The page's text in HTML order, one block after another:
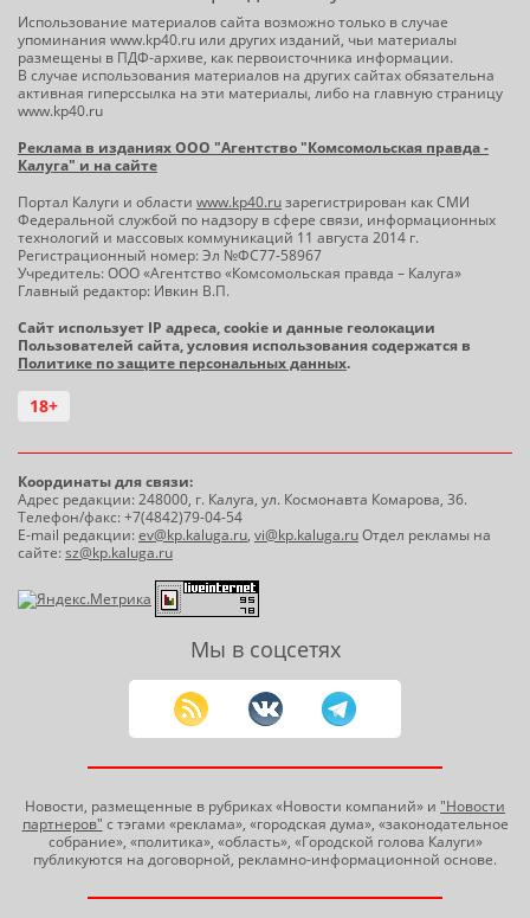
Использование материалов сайта возможно только в случае
упоминания www.kp40.ru или других изданий, чьи материалы
размещены в ПДФ-архиве, как первоисточника информации.
В случае использования материалов на других сайтах обязательна
активная гиперссылка на эти материалы, либо на главную страницу
www.kp40.ru
Реклама в изданиях ООО "Агентство "Комсомольская правда -
Калуга" и на сайте
Портал Калуги и области www.kp40.ruзарегистрирован как СМИ
Федеральной службой по надзору в сфере связи, информационных
технологий и массовых коммуникаций 11 августа 2014 г.
Регистрационный номер: Эл №ФС77-58967
Учредитель: ООО «Агентство «Комсомольская правда – Калуга»
Главный редактор: Ивкин В.П.
Сайт использует IP адреса, cookie и данные геолокации
Пользователей сайта, условия использования содержатся в
Политике по защите персональных данных.
18+
Координаты для связи:
Адрес редакции: 248000, г. Калуга, ул. Космонавта Комарова, 36.
Телефон/факс: +7(4842)79-04-54
E-mail редакции:ev@kp.kaluga.ru, vi@kp.kaluga.ruОтдел рекламы на
сайте:sz@kp.kaluga.ru
Мы в соцсетях
Новости, размещенные в рубриках «Новости компаний» и "Новости
партнеров" с тэгами «реклама», «городская дума», «законодательное
собрание», «политика», «область», «Городской голова Калуги»
публикуются на договорной, рекламно-информационной основе.